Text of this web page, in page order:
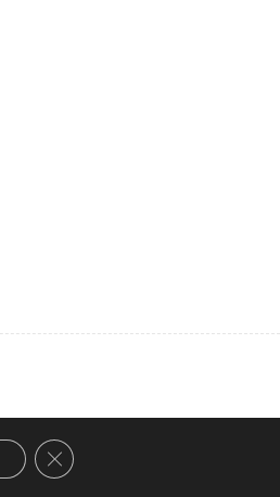
Close GDPR Cookie Banner